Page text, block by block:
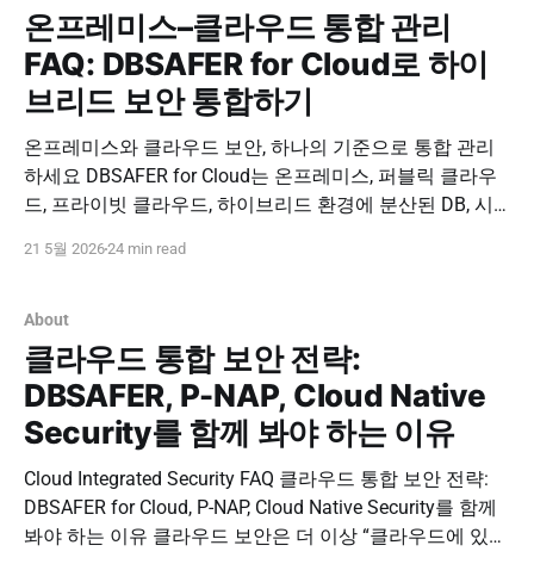
온프레미스–클라우드 통합 관리
FAQ: DBSAFER for Cloud로 하이
브리드 보안 통합하기
온프레미스와 클라우드 보안, 하나의 기준으로 통합 관리
하세요 DBSAFER for Cloud는 온프레미스, 퍼블릭 클라우
드, 프라이빗 클라우드, 하이브리드 환경에 분산된 DB, 시
다. 클라우드 전환 이후에도 기존 보안 수준과 감사 추적성
DBSAFER for Cloud · Hybrid Cloud Security · DB Access
Control
21 5월 202624 min read
About
클라우드 통합 보안 전략:
DBSAFER, P-NAP, Cloud Native
Security를 함께 봐야 하는 이유
Cloud Integrated Security FAQ 클라우드 통합 보안 전략:
DBSAFER for Cloud, P-NAP, Cloud Native Security를 함께
봐야 하는 이유 클라우드 보안은 더 이상 “클라우드에 있는